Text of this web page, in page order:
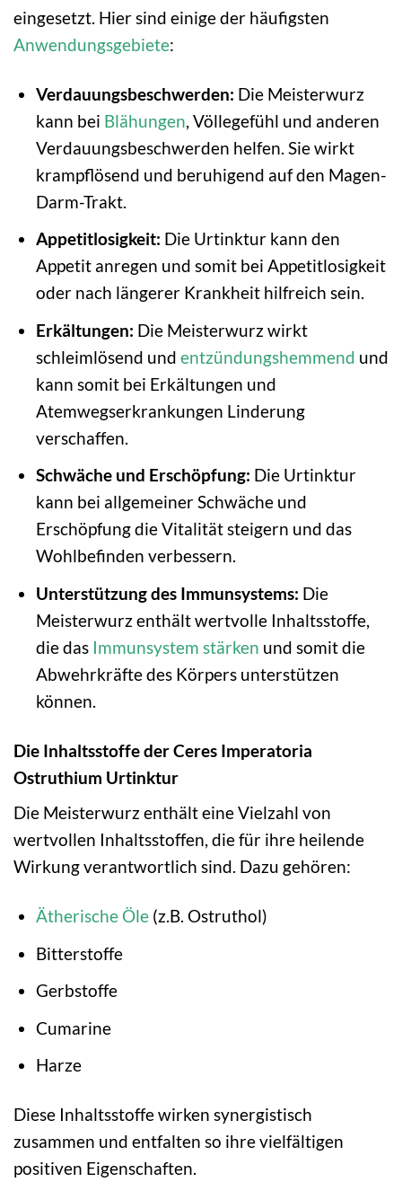
eingesetzt. Hier sind einige der häufigsten
Anwendungsgebiete:
Verdauungsbeschwerden: Die Meisterwurz
kann bei Blähungen, Völlegefühl und anderen
Verdauungsbeschwerden helfen. Sie wirkt
krampflösend und beruhigend auf den Magen-
Darm-Trakt.
Appetitlosigkeit: Die Urtinktur kann den
Appetit anregen und somit bei Appetitlosigkeit
oder nach längerer Krankheit hilfreich sein.
Erkältungen: Die Meisterwurz wirkt
schleimlösend und entzündungshemmend und
kann somit bei Erkältungen und
Atemwegserkrankungen Linderung
verschaffen.
Schwäche und Erschöpfung: Die Urtinktur
kann bei allgemeiner Schwäche und
Erschöpfung die Vitalität steigern und das
Wohlbefinden verbessern.
Unterstützung des Immunsystems: Die
Meisterwurz enthält wertvolle Inhaltsstoffe,
die das Immunsystem stärken und somit die
Abwehrkräfte des Körpers unterstützen
können.
Die Inhaltsstoffe der Ceres Imperatoria
Ostruthium Urtinktur
Die Meisterwurz enthält eine Vielzahl von
wertvollen Inhaltsstoffen, die für ihre heilende
Wirkung verantwortlich sind. Dazu gehören:
Ätherische Öle(z.B. Ostruthol)
Bitterstoffe
Gerbstoffe
Cumarine
Harze
Diese Inhaltsstoffe wirken synergistisch
zusammen und entfalten so ihre vielfältigen
positiven Eigenschaften.